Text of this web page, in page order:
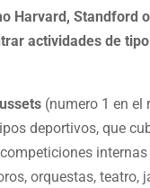
Harvard, Standford
actividades de
(numero 1 en
deportivos, que
orquestas, teatro,